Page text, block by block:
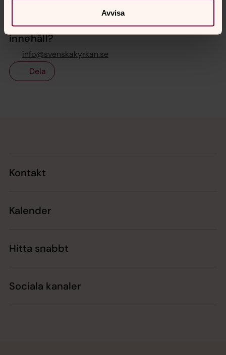
Avvisa
Senast ändrad 22 mars 2024
Synpunkter eller frågor på sidans
innehåll?
info@svenskakyrkan.se
Dela
Kontakt
Kalender
Hitta snabbt
Sociala kanaler